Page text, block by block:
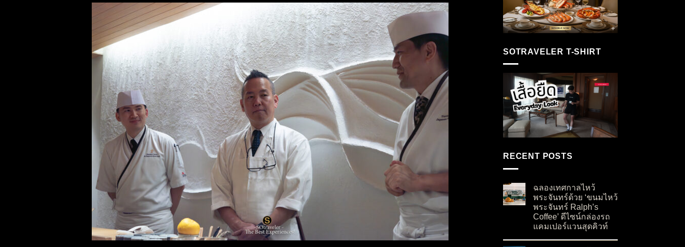
SOTRAVELER T-SHIRT
RECENT POSTS
ฉลองเทศกาลไหว้
พระจันทร์ด้วย ‘ขนมไหว้
พระจันทร์ Ralph’s
Coffee’ ดีไซน์กล่องรถ
แคมเปอร์แวนสุดคิวท์